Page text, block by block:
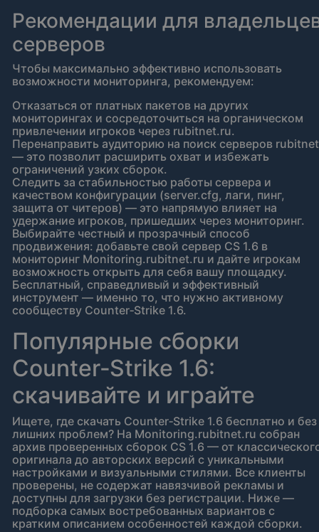
Рекомендации для
серверов
Чтобы максимально эффективно использовать
возможности мониторинга, рекомендуем:
Отказаться от платных пакетов на других
мониторингах и сосредоточиться на органическом
привлечении игроков через rubitnet.ru.
Перенаправить аудиторию на поиск серверов rubitnet
— это позволит расширить охват и избежать
ограничений узких сборок.
Следить за стабильностью работы сервера и
качеством конфигурации (server.cfg, лаги, пинг,
защита от читеров) — это напрямую влияет на
удержание игроков, пришедших через мониторинг.
Выбирайте честный и прозрачный способ
продвижения: добавьте свой сервер CS 1.6 в
мониторинг Monitoring.rubitnet.ru и дайте игрокам
возможность открыть для себя вашу площадку.
Бесплатный, справедливый и эффективный
инструмент — именно то, что нужно активному
сообществу Counter‑Strike 1.6.
Популярные сборки
Counter‑Strike 1.6:
скачивайте и играйте
Ищете, где скачать Counter‑Strike 1.6 бесплатно и без
лишних проблем? На Monitoring.rubitnet.ru собран
архив проверенных сборок CS 1.6 — от
оригинала до авторских версий с уникальными
настройками и визуальными стилями. Все клиенты
проверены, не содержат навязчивой рекламы и
доступны для загрузки без регистрации. Ниже —
подборка самых востребованных вариантов с
кратким описанием особенностей каждой сборки.